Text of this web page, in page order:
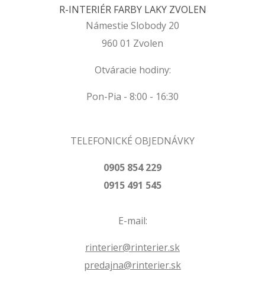
R-INTERIÉR FARBY LAKY ZVOLEN
Námestie Slobody 20
960 01 Zvolen
Otváracie hodiny:
Pon-Pia - 8:00 - 16:30
TELEFONICKÉ OBJEDNÁVKY
0905 854 229
0915 491 545
E-mail:
rinterier@rinterier.sk
predajna@rinterier.sk